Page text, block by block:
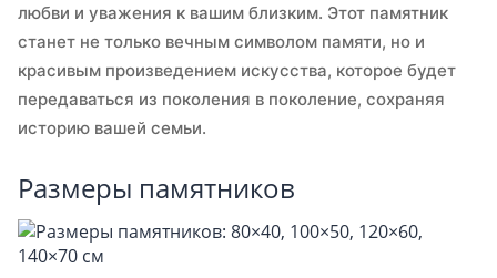
любви и уважения к вашим близким. Этот памятник
станет не только вечным символом памяти, но и
красивым произведением искусства, которое будет
передаваться из поколения в поколение, сохраняя
историю вашей семьи.
Размеры памятников